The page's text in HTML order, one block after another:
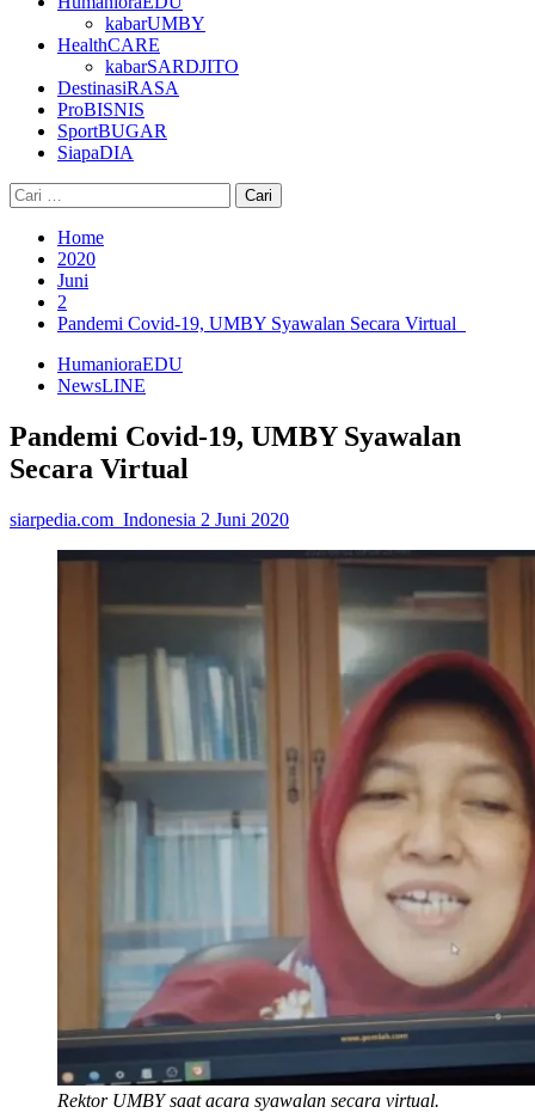
kabarUMBY
HealthCARE
kabarSARDJITO
DestinasiRASA
ProBISNIS
SportBUGAR
SiapaDIA
Cari
untuk:
Home
2020
Juni
2
Pandemi Covid-19, UMBY Syawalan Secara Virtual
HumanioraEDU
NewsLINE
Pandemi Covid-19, UMBY Syawalan
Secara Virtual
siarpedia.com_Indonesia 2 Juni 2020
Rektor UMBY saat acara syawalan secara virtual.